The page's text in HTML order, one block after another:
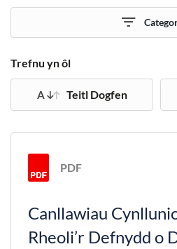
Trefnu yn ôl
Teitl Dogfen
PDF
Canllawiau
Rheoli’r Defnydd o